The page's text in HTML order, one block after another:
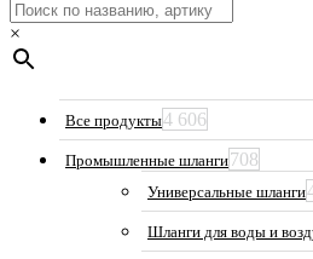
×
Все продукты4 606
Промышленные шланги708
Универсальные шланги
Шланги для воды и